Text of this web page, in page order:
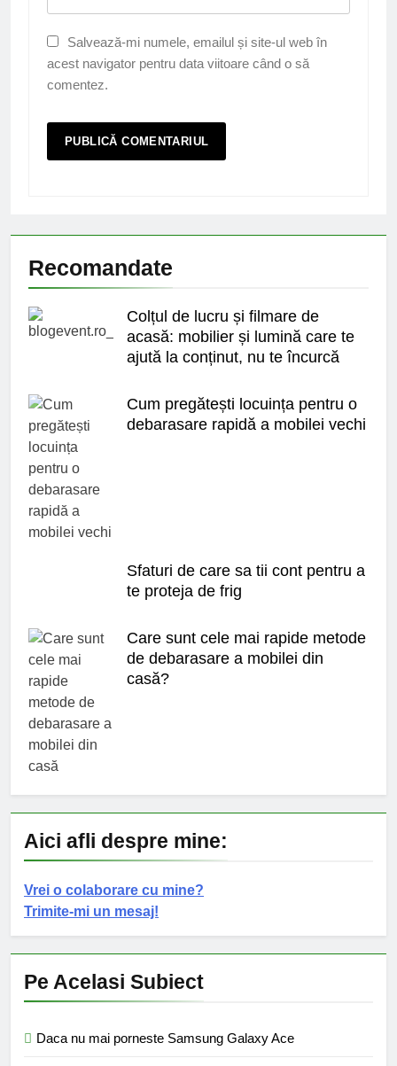
Salvează-mi numele, emailul și site-ul web în
acest navigator pentru data viitoare când o să
comentez.
Recomandate
Colțul de lucru și filmare de
acasă: mobilier și lumină care te
ajută la conținut, nu te încurcă
Cum pregătești locuința pentru o
debarasare rapidă a mobilei vechi
Sfaturi de care sa tii cont pentru a
te proteja de frig
Care sunt cele mai rapide metode
de debarasare a mobilei din
casă?
Aici afli despre mine:
Vrei o colaborare cu mine?
Trimite-mi un mesaj!
Pe Acelasi Subiect
Daca nu mai porneste Samsung Galaxy Ace